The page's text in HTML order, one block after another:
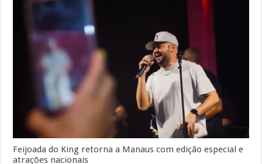
Feijoada do King retorna a Manaus com edição especial e
atrações nacionais